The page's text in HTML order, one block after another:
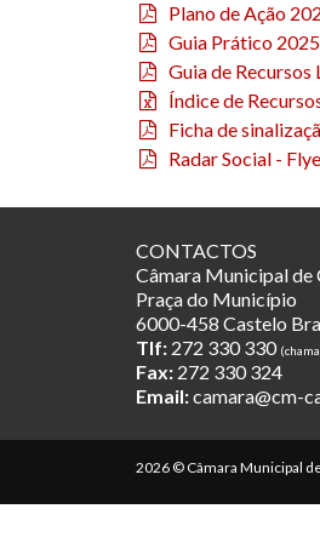
Plano de Ação
Guia Prático
Guia de
Índice de
Ficha de
Radar Social -
CONTACTOS
Câmara Municipal de
Praça do Município
6000-458 Castelo
Tlf: 272 330 330
Fax: 272 330 324
Email:camara@cm-
2026 © Câmara Municipal